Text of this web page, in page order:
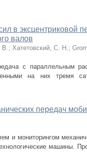
в эксцентриковой
валов
В.; Хатетовский, С. Н.;
с параллельным
на них тремя
передач
и мониторингом
машины.